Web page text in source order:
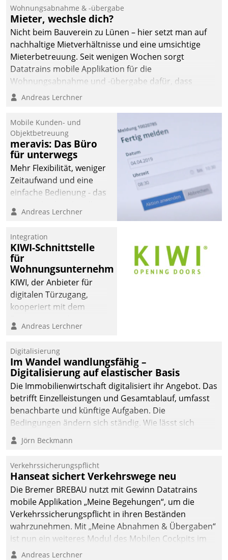
und Beschwerde-Management einen eigenen Kanal
ein.
Wohnungsabnahme & -übergabe
Mieter, wechsle dich?
Nicht beim Bauverein zu Lünen – hier setzt man auf
nachhaltige Mietverhältnisse und eine umsichtige
Mieterbetreuung. Seit wenigen Wochen sorgt
Datatrains mobile Applikation für die
Wohnungsabnahme und -übergabe dafür, dass
Mieter wohlgeordnet kommen und, so es sein muss,
Andreas Lerchner
Mobile Kunden- und
Objektbetreuung
meravis: Das Büro
für unterwegs
Mehr Flexibilität, weniger
Zeitaufwand und eine
einfache Bedienung - das
Cockpit für mobile
Datatrain. Die meravis
Wohnungsbau- und
Immobilien GmbH hat
sich dabei für den Betrieb
der Lösung über die SAP
Cloud Platform
Unternehmen am
Andreas Lerchner
Integration
KIWI-Schnittstelle
für
Wohnungsunternehmen
KIWI, der Anbieter für
digitalen Türzugang,
kooperiert mit dem
Softwareentwicklungshaus
Andreas Lerchner
Digitalisierung
Im Wandel wandlungsfähig –
Digitalisierung auf elastischer Basis
Die Immobilienwirtschaft digitalisiert ihr Angebot. Das
betrifft Einzelleistungen und Gesamtablauf, umfasst
benachbarte und künftige Aufgaben. Die
Bedingungen ändern sich ständig. Wie lässt sich
technisch die Kontrolle wahren und zugleich Freiraum
fürs Wachsen öffnen?
Jörn Beckmann
Verkehrssicherungspflicht
Hanseat sichert Verkehrswege neu
Die Bremer BREBAU nutzt mit Gewinn Datatrains
mobile Applikation „Meine Begehungen“, um die
Verkehrssicherungspflicht in ihren Beständen
wahrzunehmen. Mit „Meine Abnahmen & Übergaben“
ist nun ein weiteres Modul des Mobilen Cockpits im
Einsatz.
Andreas Lerchner